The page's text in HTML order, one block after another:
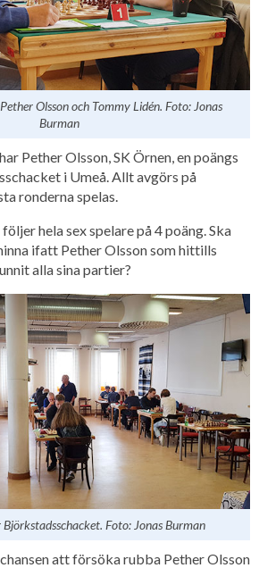
Olsson och Tommy Lidén. Foto: Jonas
Burman
Pether Olsson, SK Örnen, en poängs
i Umeå. Allt avgörs på
ronderna spelas.
hela sex spelare på 4 poäng. Ska
ifatt Pether Olsson som hittills
alla sina partier?
Björkstadsschacket. Foto: Jonas Burman
att försöka rubba Pether Olsson